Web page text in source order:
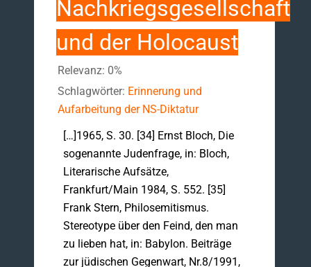
Nachkriegsgesellschaft
und der Holocaust
Relevanz: 0%
Schlagwörter: Erinnerung und
Aufarbeitung der NS-Diktatur
[…]1965, S. 30. [34] Ernst Bloch, Die
sogenannte Judenfrage, in: Bloch,
Literarische Aufsätze,
Frankfurt/Main 1984, S. 552. [35]
Frank Stern, Philosemitismus.
Stereotype über den Feind, den man
zu lieben hat, in: Babylon. Beiträge
zur jüdischen Gegenwart, Nr.8/1991,